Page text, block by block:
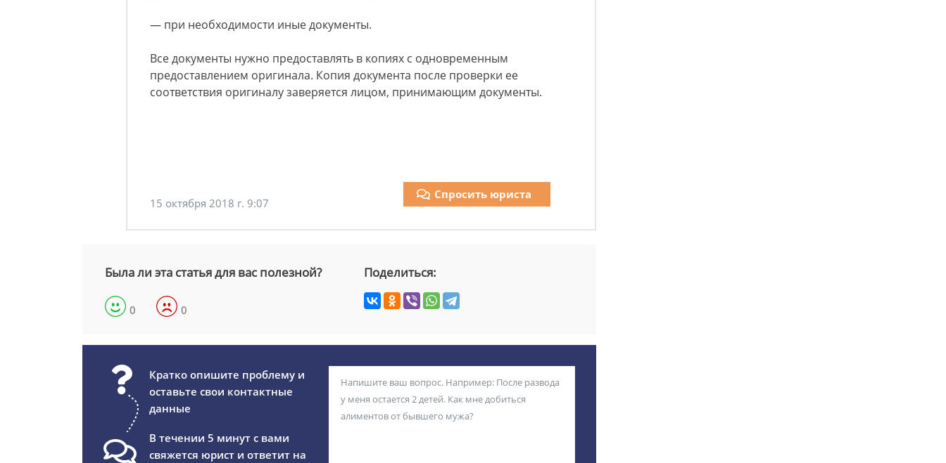
— при необходимости иные документы.
Все документы нужно предоставлять в копиях с одновременным
предоставлением оригинала. Копия документа после проверки ее
соответствия оригиналу заверяется лицом, принимающим документы.
15 октября 2018 г. 9:07
Спросить юриста
Была ли эта статья для вас полезной?
0 0
Поделиться:
Кратко опишите проблему и
оставьте свои контактные
данные
В течении 5 минут с вами
свяжется юрист и ответит на